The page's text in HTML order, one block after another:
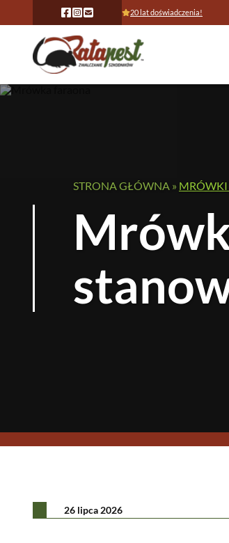
20 lat doświadczenia!
STRONA GŁÓWNA » MRÓWKI
26 lipca 2026